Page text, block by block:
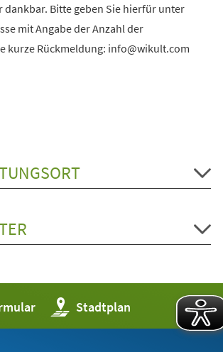
dankbar. Bitte geben Sie hierfür unter
mit Angabe der Anzahl der
kurze Rückmeldung: info@wikult.com
Stadtplan
(Öffnet
in
einem